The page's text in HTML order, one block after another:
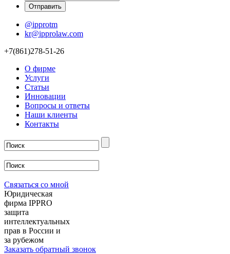
@ipprotm
kr@ipprolaw.com
+7(861)278-51-26
О фирме
Услуги
Статьи
Инновации
Вопросы и ответы
Наши клиенты
Контакты
Связаться со мной
Юридическая
фирма IPPRO
защита
интеллектуальных
прав в России и
за рубежом
Заказать обратный звонок